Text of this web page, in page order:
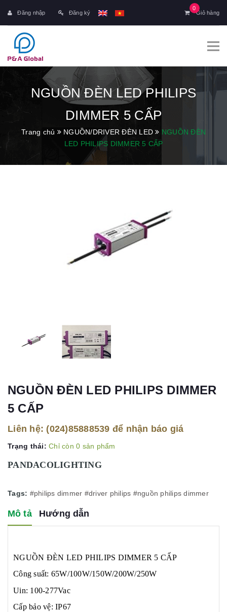
0
Giỏ hàng
Đăng nhập Đăng ký
NGUỒN ĐÈN LED PHILIPS
DIMMER 5 CẤP
Trang chủ NGUỒN/DRIVER ĐÈN LED
NGUỒN ĐÈN
LED PHILIPS DIMMER 5 CẤP
NGUỒN ĐÈN LED PHILIPS DIMMER
5 CẤP
Liên hệ: (024)85888539 để nhận báo giá
Trạng thái: Chỉ còn 0 sản phẩm
PANDACOLIGHTING
Tags: #philips dimmer #driver philips #nguồn philips dimmer
Mô tả Hướng dẫn
NGUỒN ĐÈN LED PHILIPS DIMMER 5 CẤP
Công suất: 65W/100W/150W/200W/250W
Uin: 100-277Vac
Cấp bảo vệ: IP67